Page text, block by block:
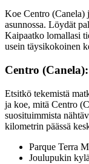
Koe Centro (Canela)
asunnossa. Löydät
Kaipaatko lomallasi
usein täysikokoinen
Centro
Etsitkö tekemistä
ja koe, mitä Centro
suosituimmista
kilometrin päässä
Parque Terra
Joulupukin